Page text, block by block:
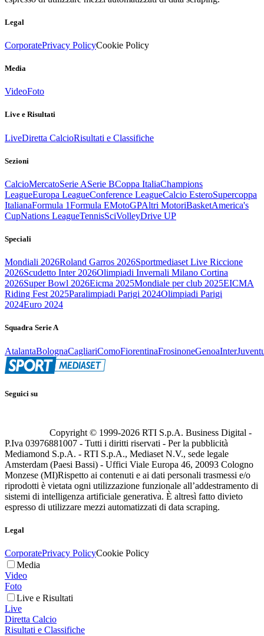
Legal
CorporatePrivacy PolicyCookie Policy
Media
VideoFoto
Live e Risultati
LiveDiretta CalcioRisultati e Classifiche
Sezioni
CalcioMercatoSerie ASerie BCoppa ItaliaChampions
LeagueEuropa LeagueConference LeagueCalcio EsteroSupercoppa
ItalianaFormula 1Formula EMotoGPAltri MotoriBasketAmerica's
CupNations LeagueTennisSciVolleyDrive UP
Speciali
Mondiali 2026Roland Garros 2026Sportmediaset Live Riccione
2026Scudetto Inter 2026Olimpiadi Invernali Milano Cortina
2026Super Bowl 2026Eicma 2025Mondiale per club 2025EICMA
Riding Fest 2025Paralimpiadi Parigi 2024Olimpiadi Parigi
2024Euro 2024
Squadra Serie A
AtalantaBolognaCagliariComoFiorentinaFrosinoneGenoaInter
Seguici su
Copyright © 1999-2026 RTI S.p.A. Business Digital -
P.Iva 03976881007 - Tutti i diritti riservati - Per la pubblicità
Mediamond S.p.A. - RTI S.p.A., Mediaset N.V., sede legale
Amsterdam (Paesi Bassi) - Uffici Viale Europa 46, 20093 Cologno
Monzese (MI)Rispetto ai contenuti e ai dati personali trasmessi e/o
riprodotti è vietata ogni utilizzazione funzionale all’addestramento di
sistemi di intelligenza artificiale generativa. È altresì fatto divieto
espresso di utilizzare mezzi automatizzati di data scraping.
Legal
CorporatePrivacy PolicyCookie Policy
Media
Video
Foto
Live e Risultati
Live
Diretta Calcio
Risultati e Classifiche